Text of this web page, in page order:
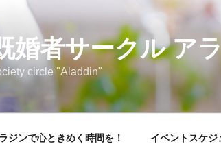
婚者サークル ア
circle "Aladdin"
ジンで心ときめく時間を！ イベントスケジ